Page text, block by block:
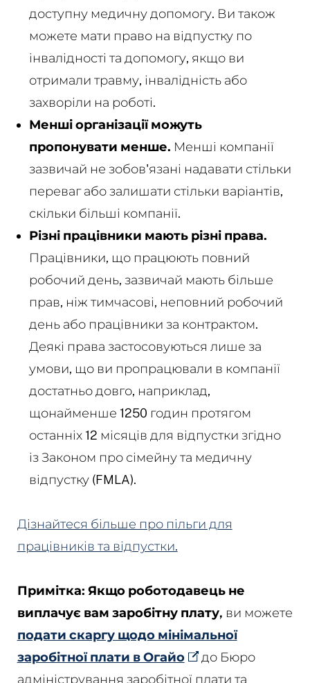
доступну медичну допомогу. Ви також
можете мати право на відпустку по
інвалідності та допомогу, якщо ви
отримали травму, інвалідність або
захворіли на роботі.
Менші організації можуть
пропонувати менше. Менші компанії
зазвичай не зобов'язані надавати стільки
переваг або залишати стільки варіантів,
скільки більші компанії.
Різні працівники мають різні права.
Працівники, що працюють повний
робочий день, зазвичай мають більше
прав, ніж тимчасові, неповний робочий
день або працівники за контрактом.
Деякі права застосовуються лише за
умови, що ви пропрацювали в компанії
достатньо довго, наприклад,
щонайменше 1250 годин протягом
останніх 12 місяців для відпустки згідно
із Законом про сімейну та медичну
відпустку (FMLA).
Дізнайтеся більше про пільги для
працівників та відпустки.
Примітка: Якщо роботодавець не
виплачує вам заробітну плату, ви можете
подати скаргу щодо мінімальної
заробітної плати в Огайо
до Бюро
адміністрування заробітної плати та